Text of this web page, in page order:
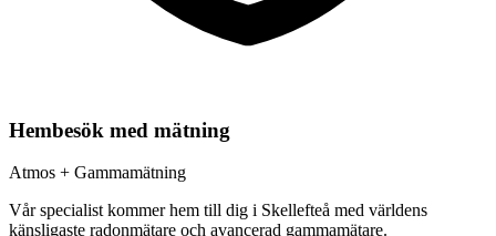
Hembesök med mätning
Atmos + Gammamätning
Vår specialist kommer hem till dig i Skellefteå med världens
känsligaste radonmätare och avancerad gammamätare.